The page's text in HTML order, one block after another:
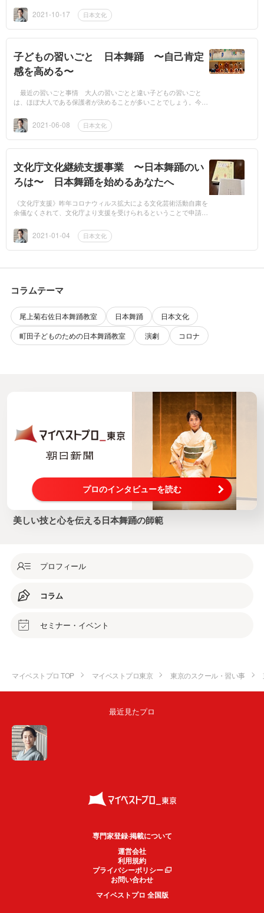
分で着て...2021-10-17 日本文化
子どもの習いごと 日本舞踊 〜自己肯定
感を高める〜
最近の習いごと事情 大人の習いごとと違い子どもの習いごと
は、ほぼ大人である保護者が決めることが多いことでしょう。今の
ホップだそうで...
2021-06-08 日本文化
文化庁文化継続支援事業 〜日本舞踊のい
ろは〜 日本舞踊を始めるあなたへ
《文化庁支援》昨年コロナウィルス拡大による文化芸術活動自粛を
余儀なくされて、文化庁より支援を受けられるということで申請し
踊教室は、すべ...
2021-01-04 日本文化
コラムテーマ
尾上菊右佐日本舞踊教室 日本舞踊
日本文化
町田子どものための日本舞踊教室
演劇 コロナ
プロのインタビューを読む
美しい技と心を伝える日本舞踊の師範
プロフィール
コラム
セミナー・イベント
マイベストプロ TOP マイベストプロ東京 東京のスクール・習い事
最近見たプロ
専門家登録·掲載について
運営会社
利用規約
プライバシーポリシー
お問い合わせ
マイベストプロ 全国版